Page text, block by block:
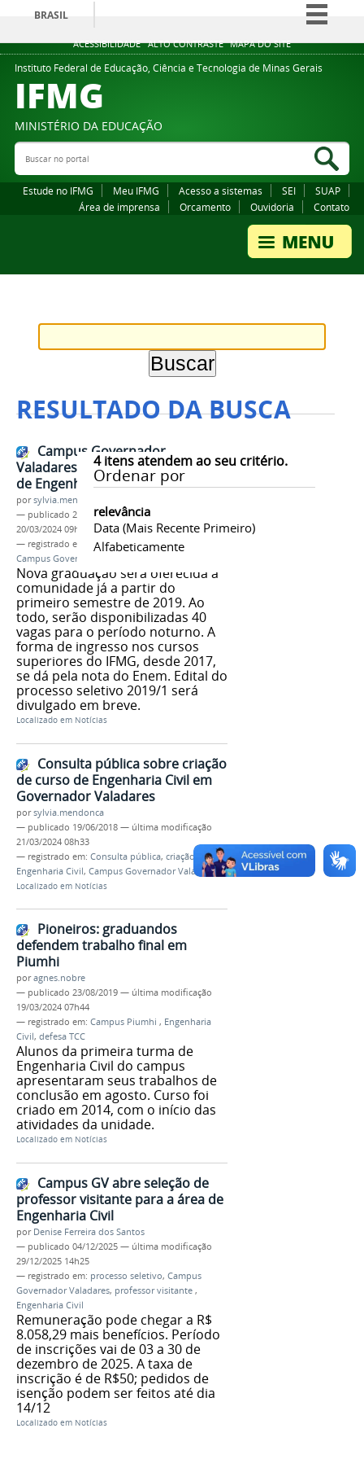
ACESSIBILIDADE ALTO CONTRASTE MAPA DO SITE
BRASIL
Simplifique!
Comunica BR
Legislação
Instituto Federal de Educação, Ciência e Tecnologia de Minas Gerais
IFMG
MINISTÉRIO DA EDUCAÇÃO
Buscar no portal
Estude no IFMG Meu IFMG Acesso a sistemas SEI
SUAP
Área de imprensa
Orcamento Ouvidoria Contato
RESULTADO DA BUSCA
4itens atendem ao seu critério.
Ordenar por
relevância
Data (mais Recente Primeiro)
Alfabeticamente
Campus Governador
Valadares ofertará curso superior
de Engenharia Civil
porsylvia.mendonca
— publicado 28/09/2018—última modificação
20/03/2024 09h33
— registrado em:
Consup,Conselho Superior
Campus Governador Valadares
Nova graduação será oferecida à
comunidade já a partir do
primeiro semestre de 2019. Ao
todo, serão disponibilizadas 40
vagas para o período noturno. A
forma de ingresso nos cursos
superiores do IFMG, desde 2017,
se dá pela nota do Enem. Edital do
processo seletivo 2019/1 será
divulgado em breve.
Localizado em Notícias
Consulta pública sobre criação
de curso de Engenharia Civil em
Governador Valadares
porsylvia.mendonca
— publicado 19/06/2018 — última modificação
21/03/2024 08h33
— registrado em: Consulta pública, criação
Engenharia Civil, Campus Governador Valadares
Localizado em Notícias
Pioneiros: graduandos
defendem trabalho final em
Piumhi
poragnes.nobre
— publicado 23/08/2019 — última modificação
19/03/2024 07h44
— registrado em: Campus Piumhi , Engenharia
Civil, defesa TCC
Alunos da primeira turma de
Engenharia Civil do campus
apresentaram seus trabalhos de
conclusão em agosto. Curso foi
criado em 2014, com o início das
atividades da unidade.
Localizado em Notícias
Campus GV abre seleção de
professor visitante para a área de
Engenharia Civil
por Denise Ferreira dos Santos
— publicado 04/12/2025 — última modificação
29/12/2025 14h25
— registrado em: processo seletivo, Campus
Governador Valadares, professor visitante ,
Engenharia Civil
Remuneração pode chegar a R$
8.058,29 mais benefícios. Período
de inscrições vai de 03 a 30 de
dezembro de 2025. A taxa de
inscrição é de R$50; pedidos de
isenção podem ser feitos até dia
14/12
Localizado em Notícias